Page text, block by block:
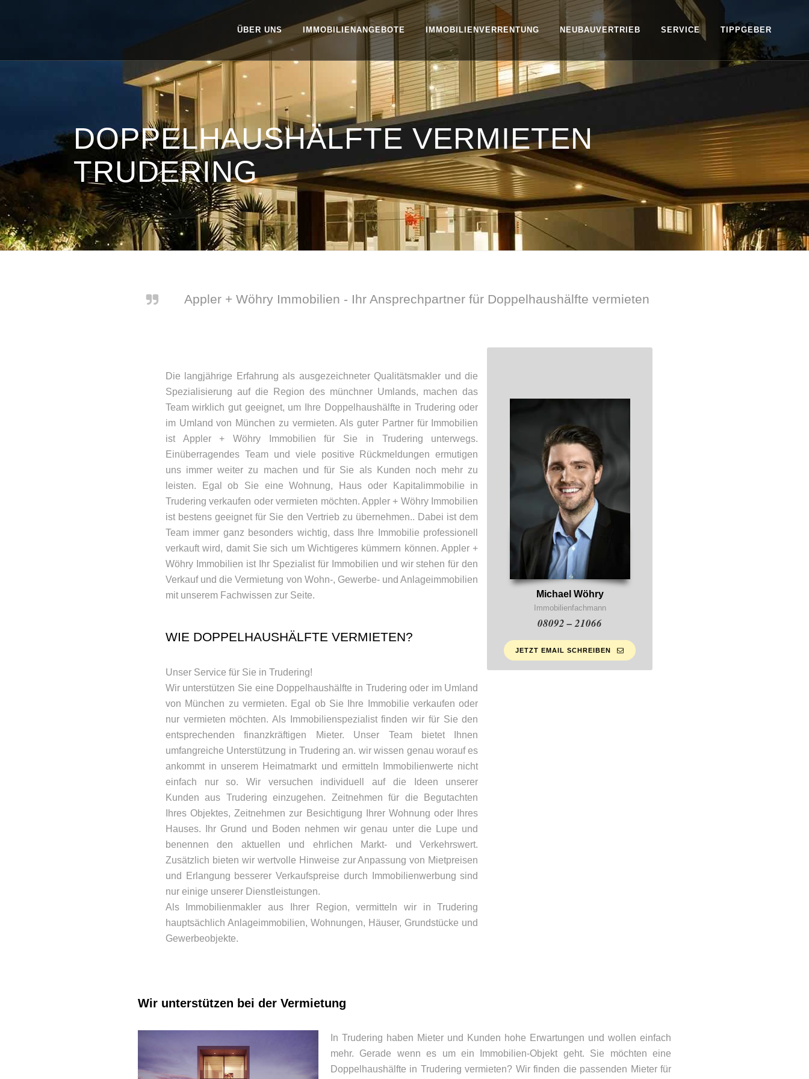
ÜBER UNS IMMOBILIENANGEBOTE IMMOBILIENVERRENTUNG NEUBAUVERTRIEB SERVICE TIPPGEBER
DOPPELHAUSHÄLFTE VERMIETEN
TRUDERING
Appler + Wöhry Immobilien - Ihr Ansprechpartner für Doppelhaushälfte vermieten
Die langjährige Erfahrung als ausgezeichneter Qualitätsmakler und die
Spezialisierung auf die Region des münchner Umlands, machen das
Team wirklich gut geeignet, um Ihre Doppelhaushälfte in Trudering oder
im Umland von München zu vermieten. Als guter Partner für Immobilien
ist Appler + Wöhry Immobilien für Sie in Trudering unterwegs.
Einüberragendes Team und viele positive Rückmeldungen ermutigen
uns immer weiter zu machen und für Sie als Kunden noch mehr zu
leisten. Egal ob Sie eine Wohnung, Haus oder Kapitalimmobilie in
Trudering verkaufen oder vermieten möchten. Appler + Wöhry Immobilien
ist bestens geeignet für Sie den Vertrieb zu übernehmen.. Dabei ist dem
Team immer ganz besonders wichtig, dass Ihre Immobilie professionell
verkauft wird, damit Sie sich um Wichtigeres kümmern können. Appler +
Wöhry Immobilien ist Ihr Spezialist für Immobilien und wir stehen für den
Verkauf und die Vermietung von Wohn-, Gewerbe- und Anlageimmobilien
mit unserem Fachwissen zur Seite.
WIE DOPPELHAUSHÄLFTE VERMIETEN?
Unser Service für Sie in Trudering!
Wir unterstützen Sie eine Doppelhaushälfte in Trudering oder im Umland
von München zu vermieten. Egal ob Sie Ihre Immobilie verkaufen oder
nur vermieten möchten. Als Immobilienspezialist finden wir für Sie den
entsprechenden finanzkräftigen Mieter. Unser Team bietet Ihnen
umfangreiche Unterstützung in Trudering an. wir wissen genau worauf es
ankommt in unserem Heimatmarkt und ermitteln Immobilienwerte nicht
einfach nur so. Wir versuchen individuell auf die Ideen unserer
Kunden aus Trudering einzugehen. Zeitnehmen für die Begutachten
Ihres Objektes, Zeitnehmen zur Besichtigung Ihrer Wohnung oder Ihres
Hauses. Ihr Grund und Boden nehmen wir genau unter die Lupe und
benennen den aktuellen und ehrlichen Markt- und Verkehrswert.
Zusätzlich bieten wir wertvolle Hinweise zur Anpassung von Mietpreisen
und Erlangung besserer Verkaufspreise durch Immobilienwerbung sind
nur einige unserer Dienstleistungen.
Als Immobilienmakler aus Ihrer Region, vermitteln wir in Trudering
hauptsächlich Anlageimmobilien, Wohnungen, Häuser, Grundstücke und
Gewerbeobjekte.
Michael Wöhry
Immobilienfachmann
08092 – 21066
JETZT EMAIL SCHREIBEN
Wir unterstützen bei der Vermietung
In Trudering haben Mieter und Kunden hohe Erwartungen und wollen einfach
mehr. Gerade wenn es um ein Immobilien-Objekt geht. Sie möchten eine
Doppelhaushälfte in Trudering vermieten? Wir finden die passenden Mieter für